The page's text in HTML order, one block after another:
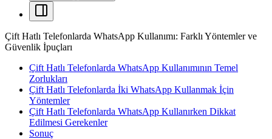
Çift Hatlı Telefonlarda WhatsApp Kullanımı: Farklı Yöntemler ve
Güvenlik İpuçları
Çift Hatlı Telefonlarda WhatsApp Kullanımının Temel
Zorlukları
Çift Hatlı Telefonlarda İki WhatsApp Kullanmak İçin
Yöntemler
Çift Hatlı Telefonlarda WhatsApp Kullanırken Dikkat
Edilmesi Gerekenler
Sonuç